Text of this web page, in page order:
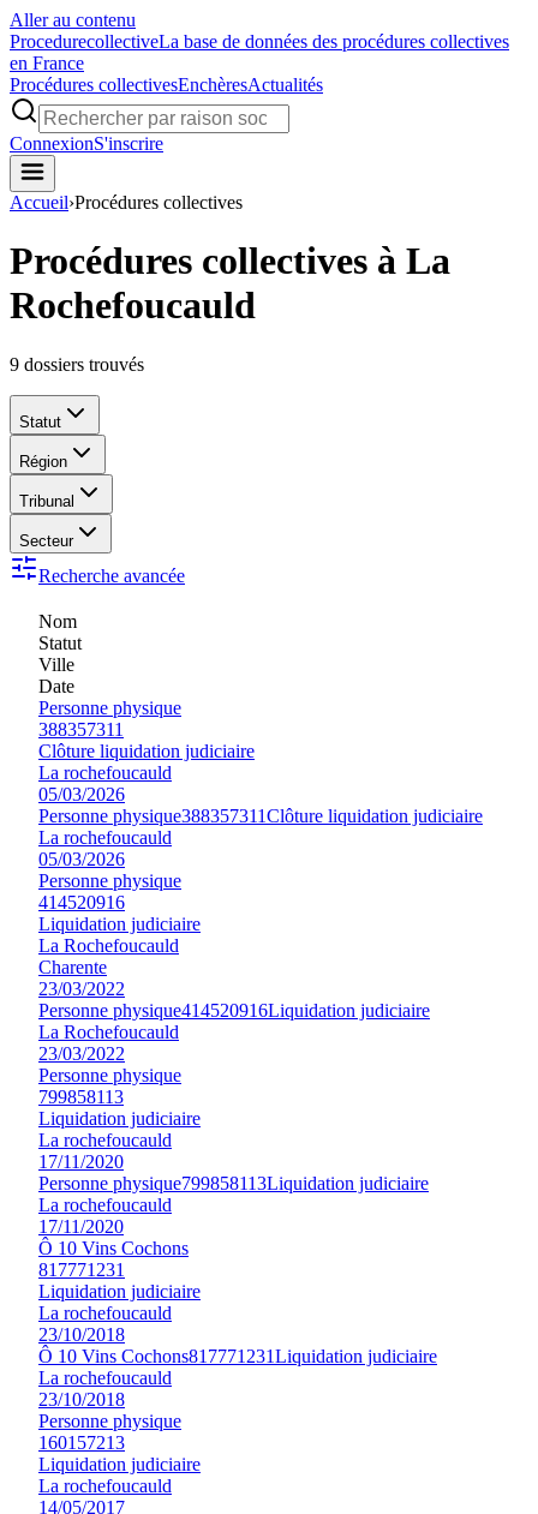
Aller au contenu
ProcedurecollectiveLa base de données des procédures collectives
en France
Procédures collectivesEnchèresActualités
ConnexionS'inscrire
Accueil›Procédures collectives
Procédures collectives à La
Rochefoucauld
9 dossiers trouvés
Statut
Région
Tribunal
Secteur
Recherche avancée
Nom
Statut
Ville
Date
Personne physique
388357311
Clôture liquidation judiciaire
La rochefoucauld
05/03/2026
Personne physique388357311Clôture liquidation judiciaire
La rochefoucauld
05/03/2026
Personne physique
414520916
Liquidation judiciaire
La Rochefoucauld
Charente
23/03/2022
Personne physique414520916Liquidation judiciaire
La Rochefoucauld
23/03/2022
Personne physique
799858113
Liquidation judiciaire
La rochefoucauld
17/11/2020
Personne physique799858113Liquidation judiciaire
La rochefoucauld
17/11/2020
Ô 10 Vins Cochons
817771231
Liquidation judiciaire
La rochefoucauld
23/10/2018
Ô 10 Vins Cochons817771231Liquidation judiciaire
La rochefoucauld
23/10/2018
Personne physique
160157213
Liquidation judiciaire
La rochefoucauld
14/05/2017